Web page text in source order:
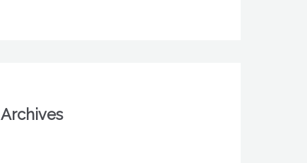
Archives